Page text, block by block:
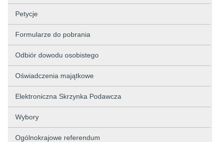
Petycje
Formularze do pobrania
Odbiór dowodu osobistego
Oświadczenia majątkowe
Elektroniczna Skrzynka Podawcza
Wybory
Ogólnokrajowe referendum